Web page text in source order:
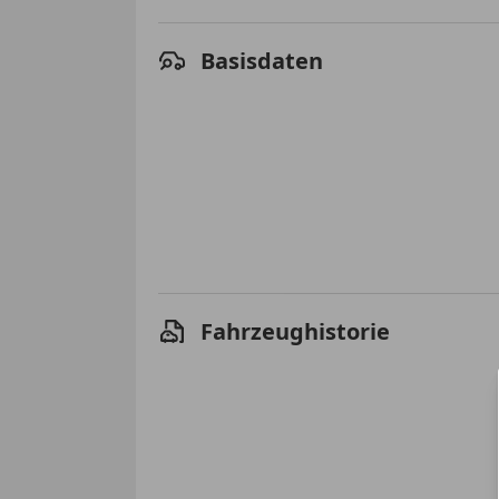
Basisdaten
Fahrzeughistorie